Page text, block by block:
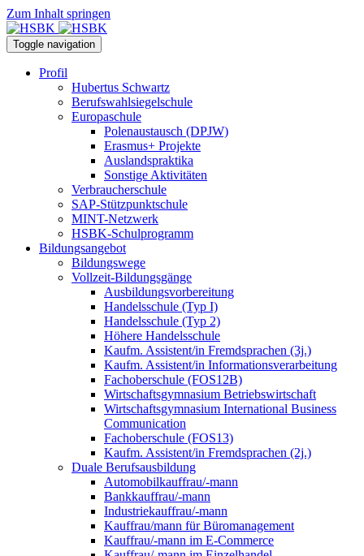
Zum Inhalt springen
Toggle navigation
Profil
Hubertus Schwartz
Berufswahlsiegelschule
Europaschule
Polenaustausch (DPJW)
Erasmus+ Projekte
Auslandspraktika
Sonstige Aktivitäten
Verbraucherschule
SAP-Stützpunktschule
MINT-Netzwerk
HSBK-Schulprogramm
Bildungsangebot
Bildungswege
Vollzeit-Bildungsgänge
Ausbildungsvorbereitung
Handelsschule (Typ I)
Handelsschule (Typ 2)
Höhere Handelsschule
Kaufm. Assistent/in­ Fremdsprachen (3j.)
Kaufm. Assistent/in Informationsverarbeitung
Fachoberschule (FOS12B)
Wirtschaftsgymnasium Betriebswirtschaft
Wirtschaftsgymnasium International Business
Communication
Fachoberschule (FOS13)
Kaufm. Assistent/in Fremdsprachen (2j.)
Duale Berufsausbildung
Automobilkauffrau/-mann
Bankkauffrau/-mann
Industriekauffrau/-mann
Kauffrau/mann für Büromanagement
Kauffrau/-mann im E-Commerce